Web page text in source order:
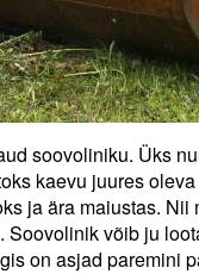
soovoliniku. Üks
kaevu juures
ja ära maiustas.
võib ju
on asjad paremini